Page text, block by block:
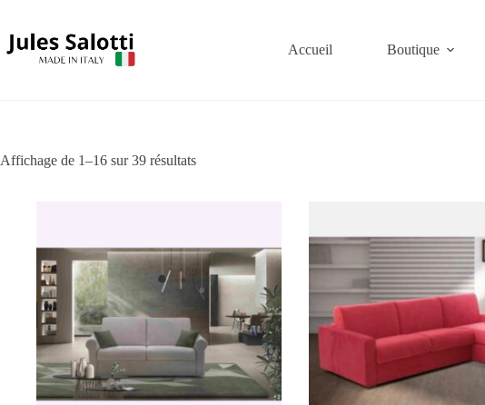
Accueil Boutique
Affichage de 1–16 sur 39 résultats